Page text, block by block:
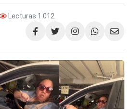
Lecturas 1.012
Compartir